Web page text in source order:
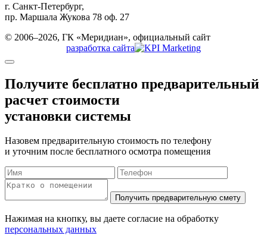
г. Санкт-Петербург,
пр. Маршала Жукова 78 оф. 27
© 2006–2026, ГК «Меридиан», официальный сайт
разработка сайта
Получите бесплатно предварительный
расчет стоимости
установки системы
Назовем предварительную стоимость по телефону
и уточним после бесплатного осмотра помещения
Нажимая на кнопку, вы даете согласие на обработку
персональных данных